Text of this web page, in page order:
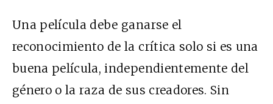
Una película debe ganarse el
reconocimiento de la crítica solo si es una
buena película, independientemente del
género o la raza de sus creadores. Sin